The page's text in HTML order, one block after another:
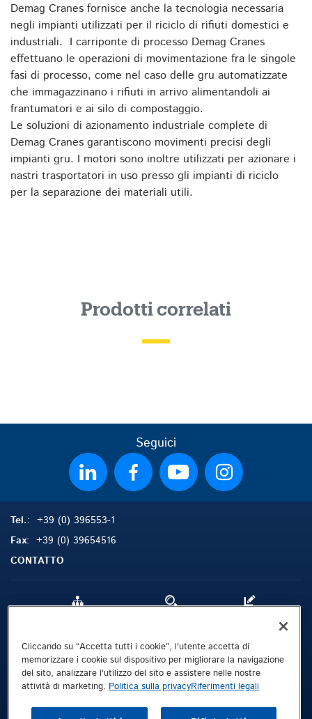
Demag Cranes fornisce anche la tecnologia necessaria
negli impianti utilizzati per il riciclo di rifiuti domestici e
industriali. I carriponte di processo Demag Cranes
effettuano le operazioni di movimentazione fra le singole
fasi di processo, come nel caso delle gru automatizzate
che immagazzinano i rifiuti in arrivo alimentandoli ai
frantumatori e ai silo di compostaggio.
Le soluzioni di azionamento industriale complete di
Demag Cranes garantiscono movimenti precisi degli
impianti gru. I motori sono inoltre utilizzati per azionare i
nastri trasportatori in uso presso gli impianti di riciclo
per la separazione dei materiali utili.
Prodotti correlati
Seguici
Tel.: +39 (0) 396553-1
Fax: +39 (0) 39654516
CONTATTO
Riferimenti legali
Politica sulla privacy
Cliccando su “Accetta tutti i cookie”, l'utente accetta di
memorizzare i cookie sul dispositivo per migliorare la navigazione
del sito, analizzare l'utilizzo del sito e assistere nelle nostre
attività di marketing.Politica sulla privacyRiferimenti legali